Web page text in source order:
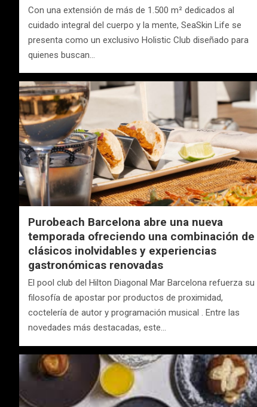
Con una extensión de más de 1.500 m² dedicados al
cuidado integral del cuerpo y la mente, SeaSkin Life se
presenta como un exclusivo Holistic Club diseñado para
quienes buscan…
Purobeach Barcelona abre una nueva
temporada ofreciendo una combinación de
clásicos inolvidables y experiencias
gastronómicas renovadas
El pool club del Hilton Diagonal Mar Barcelona refuerza su
filosofía de apostar por productos de proximidad,
coctelería de autor y programación musical . Entre las
novedades más destacadas, este…